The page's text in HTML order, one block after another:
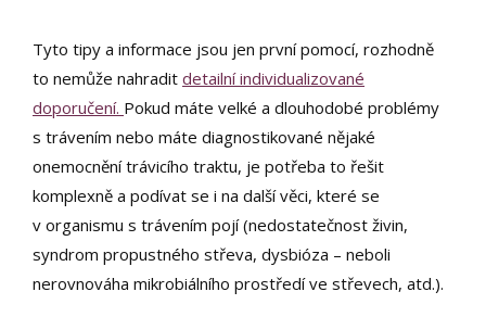
Tyto tipy a informace jsou jen první pomocí, rozhodně
to nemůže nahradit detailní individualizované
doporučení. Pokud máte velké a dlouhodobé problémy
s trávením nebo máte diagnostikované nějaké
onemocnění trávicího traktu, je potřeba to řešit
komplexně a podívat se i na další věci, které se
v organismu s trávením pojí (nedostatečnost živin,
syndrom propustného střeva, dysbióza – neboli
nerovnováha mikrobiálního prostředí ve střevech, atd.).